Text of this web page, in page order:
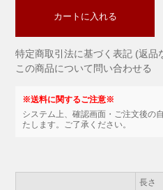
カートに入れる
特定商取引法に基づく表記 (返品
この商品について問い合わせる
※送料に関するご注意※
システム上、確認画面・ご注文後の
たします。ご了承ください。
長さ